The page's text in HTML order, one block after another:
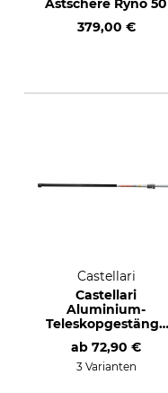
Astschere Ryno 50
379,00 €
Castellari
Castellari
Aluminium-
Teleskopgestänge
ab 72,90 €
3 Varianten